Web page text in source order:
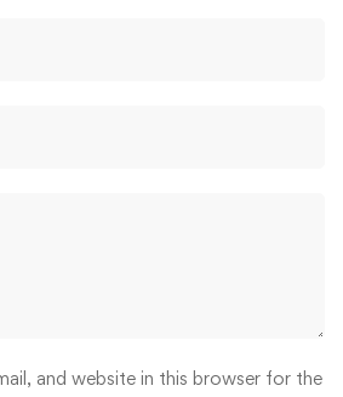
and website in this browser for the